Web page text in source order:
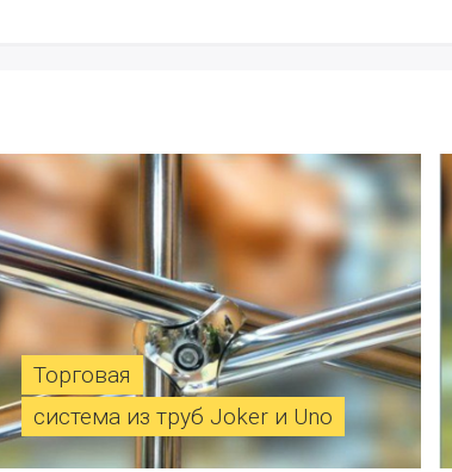
Торговая
система из труб Joker и Uno